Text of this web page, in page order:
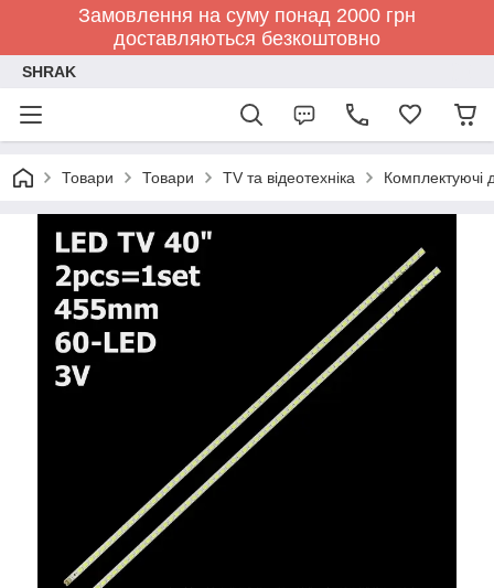
Замовлення на суму понад 2000 грн
доставляються безкоштовно
SHRAK
Товари Товари TV та відеотехніка Комплектуючі